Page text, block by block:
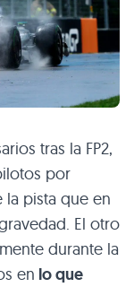
tras la FP2,
por
la pista que en
El otro
durante la
en lo que